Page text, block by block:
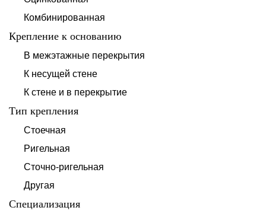
Комбинированная
Крепление к основанию
В межэтажные перекрытия
К несущей стене
К стене и в перекрытие
Тип крепления
Стоечная
Ригельная
Сточно-ригельная
Другая
Специализация